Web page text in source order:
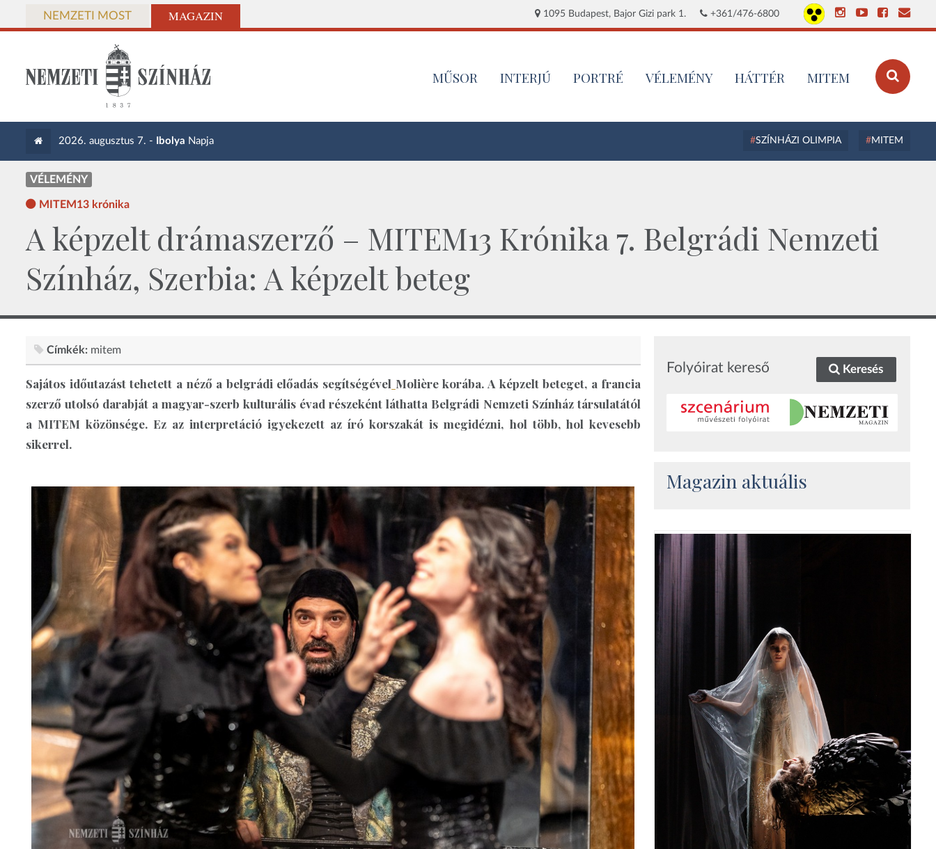
NEMZETI MOST MAGAZIN 1095 Budapest, Bajor Gizi park 1. +361/476-6800
MŰSOR INTERJÚ PORTRÉ VÉLEMÉNY HÁTTÉR MITEM
2026. augusztus 7. - Ibolya Napja SZÍNHÁZI OLIMPIA MITEM
VÉLEMÉNY
MITEM13 krónika
A képzelt drámaszerző – MITEM13 Krónika 7. Belgrádi Nemzeti
Színház, Szerbia: A képzelt beteg
Címkék: mitem
Sajátos időutazást tehetett a néző a belgrádi előadás segítségével Molièrekorába. A képzelt beteget, a francia
szerző utolsó darabját a magyar-szerb kulturális évad részeként láthatta Belgrádi Nemzeti Színház társulatától
a MITEM közönsége. Ez az interpretáció igyekezett az író korszakát is megidézni, hol több, hol kevesebb
sikerrel.
Folyóirat kereső Keresés
Magazin aktuális